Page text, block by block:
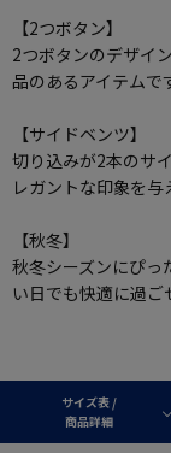
【2つボタン】
2つボタンのデザイ
品のあるアイテムで
【サイドベンツ】
切り込みが2本のサ
レガントな印象を与
【秋冬】
秋冬シーズンにぴっ
い日でも快適に過ご
サイズ表 /
商品詳細